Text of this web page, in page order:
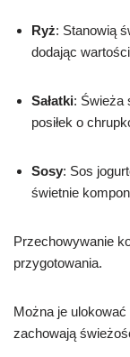
Ryż: Stanowią
dodając
Sałatki: Świeża
posiłek o
Sosy: Sos
świetnie
Przechowywanie
przygotowania.
Można je
zachowają